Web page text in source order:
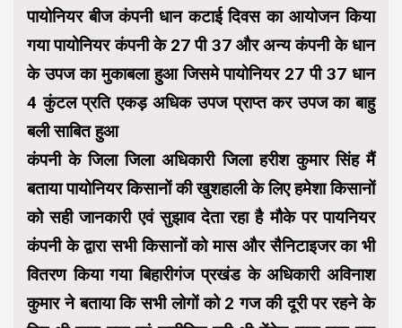
पायोनियर बीज कंपनी धान कटाई दिवस का आयोजन किया
गया पायोनियर कंपनी के 27 पी 37 और अन्य कंपनी के धान
के उपज का मुकाबला हुआ जिसमे पायोनियर 27 पी 37 धान
4 कुंटल प्रति एकड़ अधिक उपज प्राप्त कर उपज का बाहु
बली साबित हुआ
कंपनी के जिला जिला अधिकारी जिला हरीश कुमार सिंह मैं
बताया पायोनियर किसानों की खुशहाली के लिए हमेशा किसानों
को सही जानकारी एवं सुझाव देता रहा है मौके पर पायनियर
कंपनी के द्वारा सभी किसानों को मास और सैनिटाइजर का भी
वितरण किया गया बिहारीगंज प्रखंड के अधिकारी अविनाश
कुमार ने बताया कि सभी लोगों को 2 गज की दूरी पर रहने के